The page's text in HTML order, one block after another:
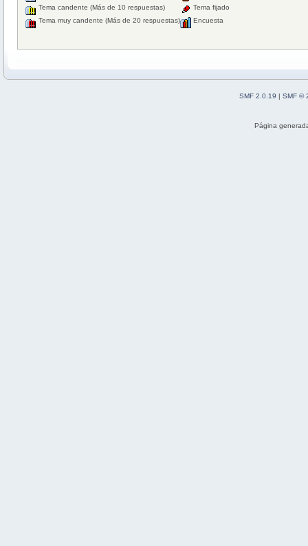
Tema candente (Más de 10 respuestas)
Tema muy candente (Más de 20 respuestas)
Tema fijado
Encuesta
SMF 2.0.19 | SMF ©
Página